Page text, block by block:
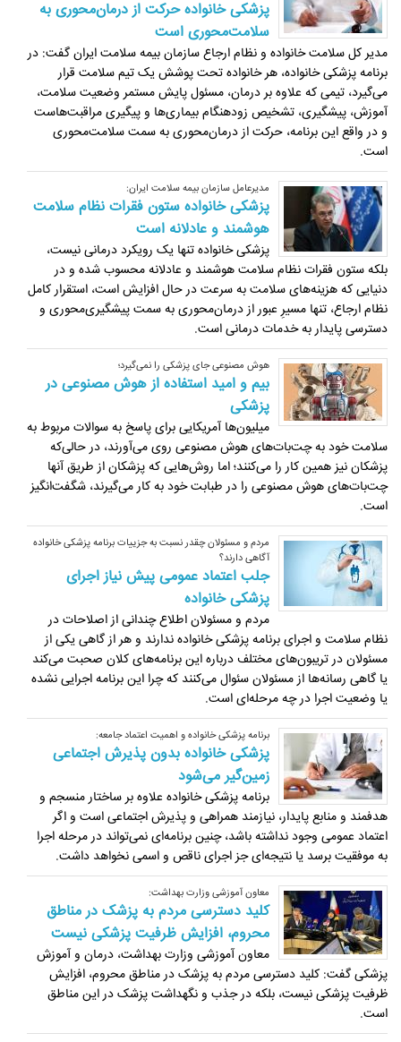
پزشکی خانواده حرکت از درمان‌محوری به
سلامت‌محوری است
مدیر کل سلامت خانواده و نظام ارجاع سازمان بیمه سلامت ایران گفت: در
برنامه پزشکی خانواده، هر خانواده تحت پوشش یک تیم سلامت قرار
می‌گیرد، تیمی که علاوه بر درمان، مسئول پایش مستمر وضعیت سلامت،
آموزش، پیشگیری، تشخیص زودهنگام بیماری‌ها و پیگیری مراقبت‌هاست
و در واقع این برنامه، حرکت از درمان‌محوری به سمت سلامت‌محوری
است.
مدیرعامل سازمان بیمه سلامت ایران:
پزشکی خانواده ستون فقرات نظام سلامت
هوشمند و عادلانه است
پزشکی خانواده تنها یک رویکرد درمانی نیست،
بلکه ستون فقرات نظام سلامت هوشمند و عادلانه محسوب شده و در
دنیایی که هزینه‌های سلامت به سرعت در حال افزایش است، استقرار کامل
نظام ارجاع، تنها مسیرِ عبور از درمان‌محوری به سمت پیشگیری‌محوری و
دسترسی پایدار به خدمات درمانی است.
هوش مصنوعی جای پزشکی را نمی‌گیرد؛
بیم و امید استفاده از هوش مصنوعی در
پزشکی
میلیون‌ها آمریکایی برای پاسخ به سوالات مربوط به
سلامت خود به چت‌بات‌های هوش مصنوعی روی می‌آورند، در حالی‌که
پزشکان نیز همین کار را می‌کنند؛ اما روش‌هایی که پزشکان از طریق آنها
چت‌بات‌های هوش مصنوعی را در طبابت خود به کار می‌گیرند، شگفت‌انگیز
است.
مردم و مسئولان چقدر نسبت به جزییات برنامه پزشکی خانواده
آگاهی دارند؟
جلب اعتماد عمومی پیش نیاز اجرای
پزشکی خانواده
مردم و مسئولان اطلاع چندانی از اصلاحات در
نظام سلامت و اجرای برنامه پزشکی خانواده ندارند و هر از گاهی یکی از
مسئولان در تریبون‌های مختلف درباره این برنامه‌های کلان صحبت می‌کند
یا گاهی رسانه‌ها از مسئولان سئوال می‌کنند که چرا این برنامه اجرایی نشده
یا وضعیت اجرا در چه مرحله‌ای است.
برنامه پزشکی خانواده و اهمیت اعتماد جامعه:
پزشکی خانواده بدون پذیرش اجتماعی
زمین‌گیر می‌شود
برنامه پزشکی خانواده علاوه بر ساختار منسجم و
هدفمند و منابع پایدار، نیازمند همراهی و پذیرش اجتماعی است و اگر
اعتماد عمومی وجود نداشته باشد، چنین برنامه‌ای نمی‌تواند در مرحله اجرا
به موفقیت برسد یا نتیجه‌ای جز اجرای ناقص و اسمی نخواهد داشت.
معاون آموزشی وزارت بهداشت:
کلید دسترسی مردم به پزشک در مناطق
محروم، افزایش ظرفیت پزشکی نیست
معاون آموزشی وزارت بهداشت، درمان و آموزش
پزشکی گفت: کلید دسترسی مردم به پزشک در مناطق محروم، افزایش
ظرفیت پزشکی نیست، بلکه در جذب و نگهداشت پزشک در این مناطق
است.